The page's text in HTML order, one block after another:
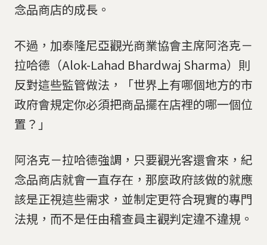
念品商店的成長。
不過，加泰隆尼亞觀光商業協會主席阿洛克－
拉哈德（Alok-Lahad Bhardwaj Sharma）則
反對這些監管做法，「世界上有哪個地方的市
政府會規定你必須把商品擺在店裡的哪一個位
置？」
阿洛克－拉哈德強調，只要觀光客還會來，紀
念品商店就會一直存在，那麼政府該做的就應
該是正視這些需求，並制定更符合現實的專門
法規，而不是任由稽查員主觀判定違不違規。